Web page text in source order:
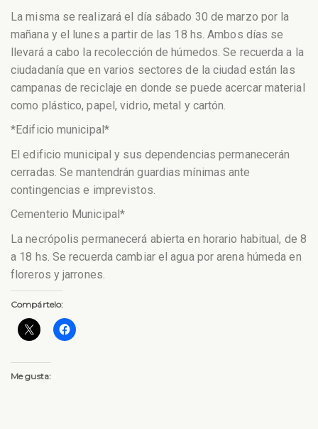
La misma se realizará el día sábado 30 de marzo por la
mañana y el lunes a partir de las 18 hs. Ambos días se
llevará a cabo la recolección de húmedos. Se recuerda a la
ciudadanía que en varios sectores de la ciudad están las
campanas de reciclaje en donde se puede acercar material
como plástico, papel, vidrio, metal y cartón.
*Edificio municipal*
El edificio municipal y sus dependencias permanecerán
cerradas. Se mantendrán guardias mínimas ante
contingencias e imprevistos.
Cementerio Municipal*
La necrópolis permanecerá abierta en horario habitual, de 8
a 18 hs. Se recuerda cambiar el agua por arena húmeda en
floreros y jarrones.
Compártelo:
Me gusta: